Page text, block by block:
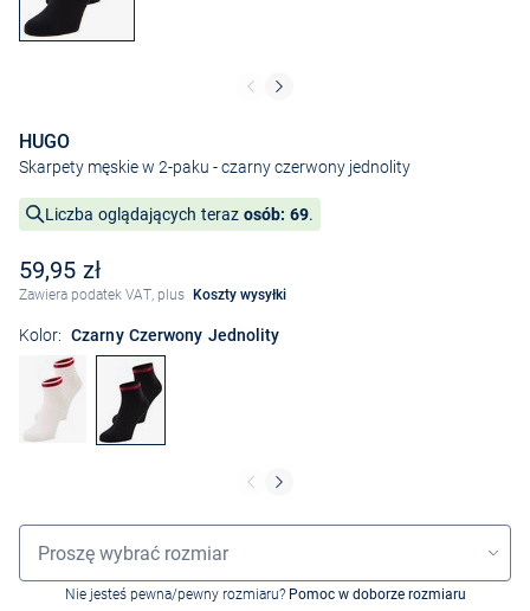
HUGO
Skarpety męskie w 2-paku - czarny czerwony jednolity
Liczba oglądających teraz osób: 69.
59,95 zł
Zawiera podatek VAT, plus Koszty wysyłki
Kolor: Czarny Czerwony Jednolity
Wybór rozmiaru
Proszę wybrać rozmiar
Nie jesteś pewna/pewny rozmiaru? Pomoc w doborze rozmiaru